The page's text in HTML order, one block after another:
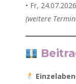
• Fr, 24.07.2026
(weitere